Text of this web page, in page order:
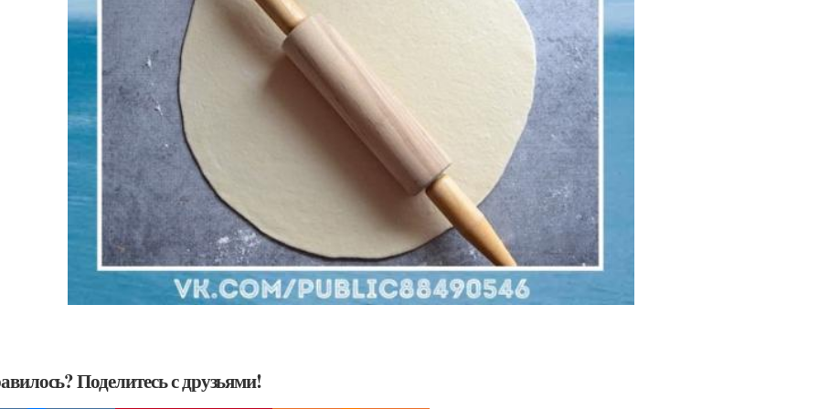
Поделитесь с друзьями!